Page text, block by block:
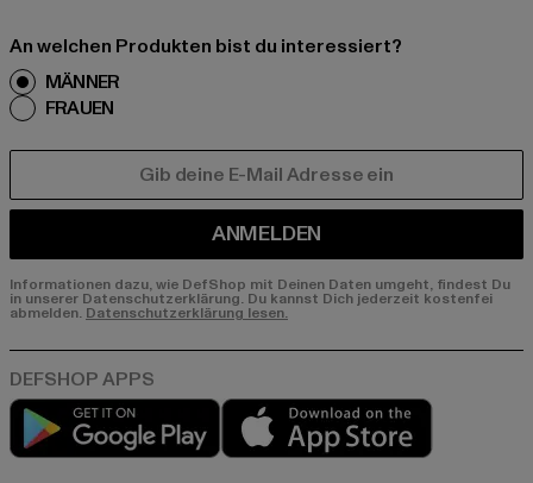
An welchen Produkten bist du interessiert?
MÄNNER
FRAUEN
ANMELDEN
Informationen dazu, wie DefShop mit Deinen Daten umgeht, findest Du
in unserer Datenschutzerklärung. Du kannst Dich jederzeit kostenfei
abmelden. Datenschutzerklärung lesen.
Play market